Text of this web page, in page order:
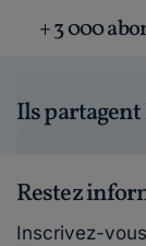
+ 3 000
Ils
Restez
Inscrivez-